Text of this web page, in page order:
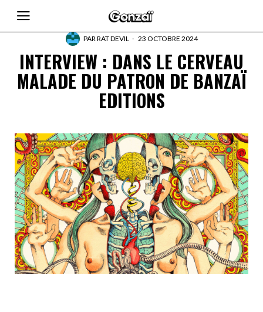
PARRAT DEVIL 23 OCTOBRE 2024
INTERVIEW : DANS LE CERVEAU
MALADE DU PATRON DE BANZAÏ
EDITIONS